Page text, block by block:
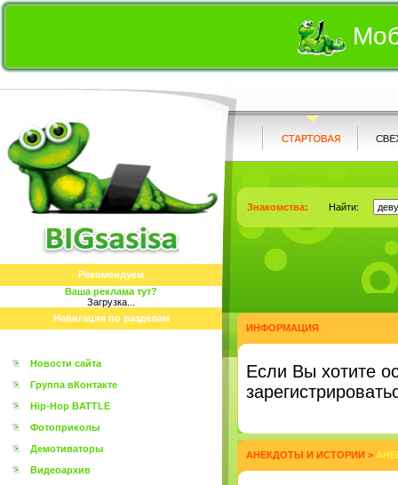
Рекомендуем
Ваша реклама тут?
Загрузка...
Навигация по разделам
Новости сайта
Группа вКонтакте
Hip-Hop BATTLE
Фотоприколы
Демотиваторы
Видеоархив
Знакомства: Найти:
ИНФОРМАЦИЯ
Eсли Вы хотите
АНЕКДОТЫ И ИСТОРИИ >